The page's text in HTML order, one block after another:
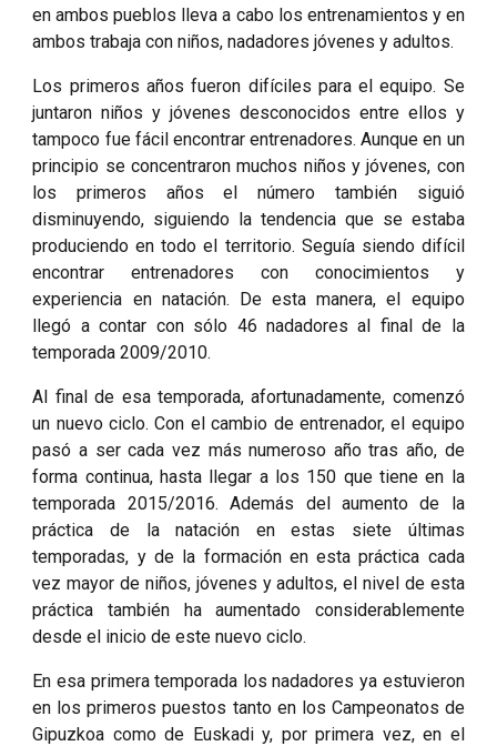
en ambos pueblos lleva a cabo los entrenamientos y en
ambos trabaja con niños, nadadores jóvenes y adultos.
Los primeros años fueron difíciles para el equipo. Se
juntaron niños y jóvenes desconocidos entre ellos y
tampoco fue fácil encontrar entrenadores. Aunque en un
principio se concentraron muchos niños y jóvenes, con
los primeros años el número también siguió
disminuyendo, siguiendo la tendencia que se estaba
produciendo en todo el territorio. Seguía siendo difícil
encontrar entrenadores con conocimientos y
experiencia en natación. De esta manera, el equipo
llegó a contar con sólo 46 nadadores al final de la
temporada 2009/2010.
Al final de esa temporada, afortunadamente, comenzó
un nuevo ciclo. Con el cambio de entrenador, el equipo
pasó a ser cada vez más numeroso año tras año, de
forma continua, hasta llegar a los 150 que tiene en la
temporada 2015/2016. Además del aumento de la
práctica de la natación en estas siete últimas
temporadas, y de la formación en esta práctica cada
vez mayor de niños, jóvenes y adultos, el nivel de esta
práctica también ha aumentado considerablemente
desde el inicio de este nuevo ciclo.
En esa primera temporada los nadadores ya estuvieron
en los primeros puestos tanto en los Campeonatos de
Gipuzkoa como de Euskadi y, por primera vez, en el